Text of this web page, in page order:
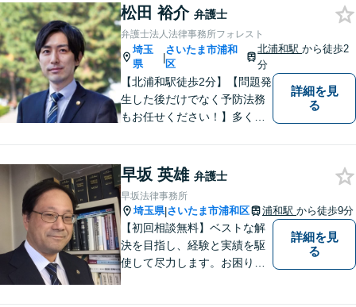
商取引問題などに対応しま
す。中小企業さま、個人事業
主さまからのご相談に注力
【初回面談無料】
松田 裕介 弁護士
弁護士法人法律事務所フォレスト
埼玉
県
|
さいたま市浦和
区
北浦和駅から徒歩2
分
【北浦和駅徒歩2分】【問題発
生した後だけでなく予防法務
もお任せください！】多くの
ような案件に対してもご依頼
者様に寄り添って真摯に対応
すること」がモットーです。
【完全個室】
詳細を見
る
早坂 英雄 弁護士
早坂法律事務所
埼玉県|さいたま市浦和区 浦和駅 から徒歩9分
【初回相談無料】ベストな解
決を目指し、経験と実績を駆
使して尽力します。お困りの
詳細を見
る